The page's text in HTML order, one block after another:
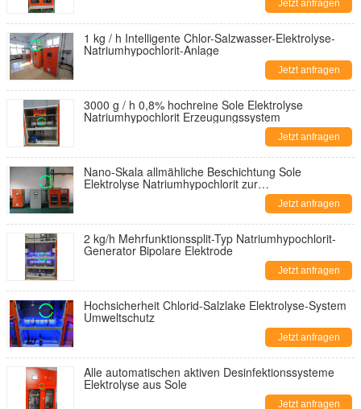
Jetzt anfragen
1 kg / h Intelligente Chlor-Salzwasser-Elektrolyse-
Natriumhypochlorit-Anlage
Jetzt anfragen
3000 g / h 0,8% hochreine Sole Elektrolyse
Natriumhypochlorit Erzeugungssystem
Jetzt anfragen
Nano-Skala allmähliche Beschichtung Sole
Elektrolyse Natriumhypochlorit zur
Jetzt anfragen
2 kg/h Mehrfunktionssplit-Typ Natriumhypochlorit-
Generator Bipolare Elektrode
Jetzt anfragen
Hochsicherheit Chlorid-Salzlake Elektrolyse-System
Umweltschutz
Jetzt anfragen
Alle automatischen aktiven Desinfektionssysteme
Elektrolyse aus Sole
Jetzt anfragen